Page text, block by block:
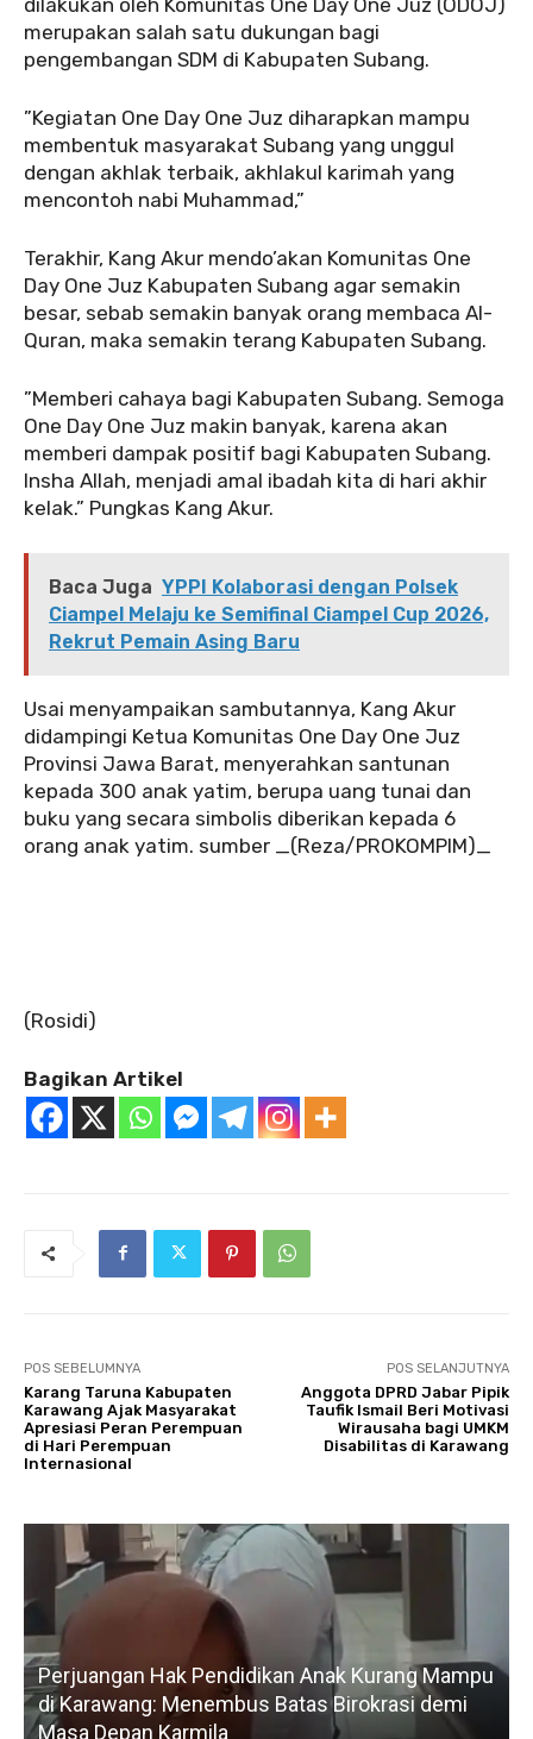
merupakan salah satu dukungan bagi
pengembangan SDM di Kabupaten Subang.
‎‎”Kegiatan One Day One Juz diharapkan mampu
membentuk masyarakat Subang yang unggul
dengan akhlak terbaik, akhlakul karimah yang
mencontoh nabi Muhammad,”
‎‎Terakhir, Kang Akur mendo’akan Komunitas One
Day One Juz Kabupaten Subang agar semakin
besar, sebab semakin banyak orang membaca Al-
Quran, maka semakin terang Kabupaten Subang.
‎‎”Memberi cahaya bagi Kabupaten Subang. Semoga
One Day One Juz makin banyak, karena akan
memberi dampak positif bagi Kabupaten Subang.
Insha Allah, menjadi amal ibadah kita di hari akhir
kelak.” Pungkas Kang Akur.
Baca Juga YPPI Kolaborasi dengan Polsek
Ciampel Melaju ke Semifinal Ciampel Cup 2026,
Rekrut Pemain Asing Baru
‎Usai menyampaikan sambutannya, Kang Akur
didampingi Ketua Komunitas One Day One Juz
Provinsi Jawa Barat, menyerahkan santunan
kepada 300 anak yatim, berupa uang tunai dan
buku yang secara simbolis diberikan kepada 6
orang anak yatim. sumber _(Reza/PROKOMPIM)_
‎(Rosidi)
Bagikan Artikel
POS SEBELUMNYA
Karang Taruna Kabupaten
Karawang Ajak Masyarakat
Apresiasi Peran Perempuan
di Hari Perempuan
Internasional‎
POS SELANJUTNYA
Anggota DPRD Jabar Pipik
Taufik Ismail Beri Motivasi
Wirausaha bagi UMKM
Disabilitas di Karawang‎
Perjuangan Hak Pendidikan Anak Kurang Mampu
di Karawang: Menembus Batas Birokrasi demi
Masa Depan Karmila